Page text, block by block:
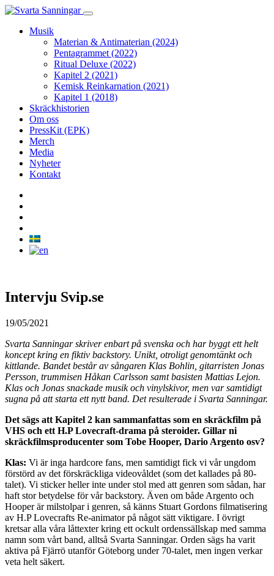
Musik
Materian & Antimaterian (2024)
Pentagrammet (2022)
Ritual Deluxe (2022)
Kapitel 2 (2021)
Kemisk Reinkarnation (2021)
Kapitel 1 (2018)
Skräckhistorien
Om oss
PressKit (EPK)
Merch
Media
Nyheter
Kontakt
Intervju Svip.se
19/05/2021
Svarta Sanningar skriver enbart på svenska och har byggt ett helt
koncept kring en fiktiv backstory. Unikt, otroligt genomtänkt och
kittlande. Bandet består av sångaren Klas Bohlin, gitarristen Jonas
Persson, trummisen Håkan Carlsson samt basisten Mattias Lejon.
Klas och Jonas snackade musik och vinylskivor, men var samtidigt
sugna på att starta ett nytt band. Det resulterade i Svarta Sanningar.
Det sägs att Kapitel 2 kan sammanfattas som en skräckfilm på
VHS och ett H.P Lovecraft-drama på steroider. Gillar ni
skräckfilmsproducenter som Tobe Hooper, Dario Argento osv?
Klas: Vi är inga hardcore fans, men samtidigt fick vi vår ungdom
förstörd av det förskräckliga videovåldet (som det kallades på 80-
talet). Vi sticker heller inte under stol med att genren som sådan, har
haft stor betydelse för vår backstory. Även om både Argento och
Hooper är milstolpar i genren, så känns Stuart Gordons filmatisering
av H.P Lovecrafts Re-animator på något sätt viktigare. I övrigt
kretsar alla våra låttexter kring ett ockult ordenssällskap med samma
namn som vårt band, alltså Svarta Sanningar. Orden sägs ha varit
aktiva på Fjärrö utanför Göteborg under 70-talet, men ingen verkar
veta helt säkert.